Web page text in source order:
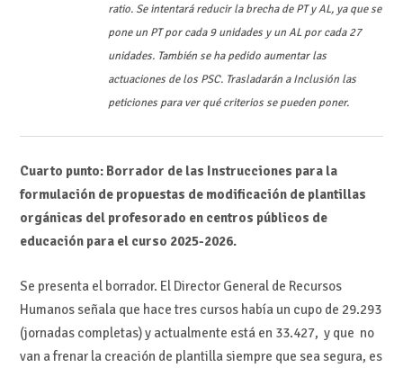
ratio. Se intentará reducir la brecha de PT y AL, ya que se
pone un PT por cada 9 unidades y un AL por cada 27
unidades. También se ha pedido aumentar las
actuaciones de los PSC. Trasladarán a Inclusión las
peticiones para ver qué criterios se pueden poner.
Cuarto punto: Borrador de las Instrucciones para la
formulación de propuestas de modificación de plantillas
orgánicas del profesorado en centros públicos de
educación para el curso 2025-2026.
Se presenta el borrador. El Director General de Recursos
Humanos señala que hace tres cursos había un cupo de 29.293
(jornadas completas) y actualmente está en 33.427, y que no
van a frenar la creación de plantilla siempre que sea segura, es